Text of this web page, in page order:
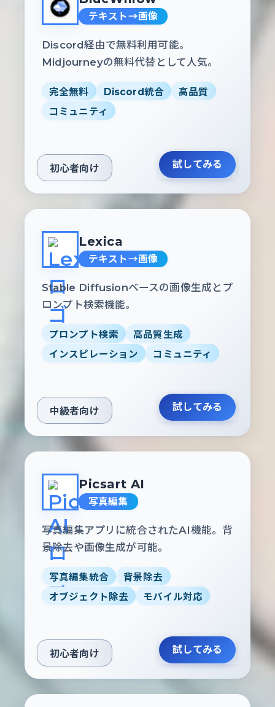
テキスト→画像
Discord経由で無料利用可能。
Midjourneyの無料代替として人気。
完全無料 Discord統合
高品質
コミュニティ
初心者向け 試してみる
Lexica
テキスト→画像
Stable Diffusionベースの画像生成とプ
ロンプト検索機能。
プロンプト検索
高品質生成
インスピレーション
コミュニティ
中級者向け 試してみる
Picsart AI
写真編集
写真編集アプリに統合されたAI機能。背
景除去や画像生成が可能。
写真編集統合
背景除去
オブジェクト除去
モバイル対応
初心者向け 試してみる